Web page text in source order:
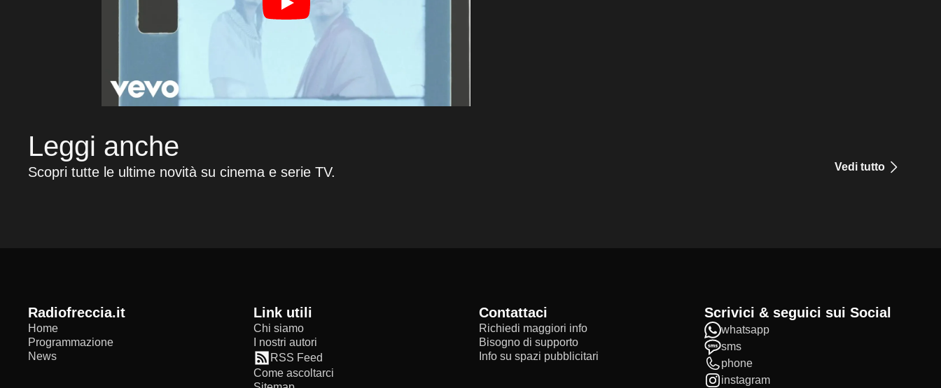
Leggi anche
Scopri tutte le ultime novità su cinema e serie TV. Vedi tutto
radiofreccia.it
Home
Programmazione
News
Link utili
Chi siamo
I nostri autori
RSS Feed
Come ascoltarci
Contattaci
Richiedi maggiori info
Bisogno di supporto
Info su spazi pubblicitari
Scrivici & seguici sui Social
whatsapp
sms
phone
instagram